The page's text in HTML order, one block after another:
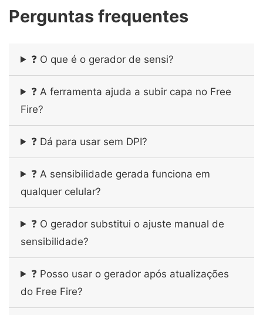
Perguntas frequentes
❓ O que é o gerador de sensi?
❓ A ferramenta ajuda a subir capa no Free
Fire?
❓ Dá para usar sem DPI?
❓ A sensibilidade gerada funciona em
qualquer celular?
❓ O gerador substitui o ajuste manual de
sensibilidade?
❓ Posso usar o gerador após atualizações
do Free Fire?